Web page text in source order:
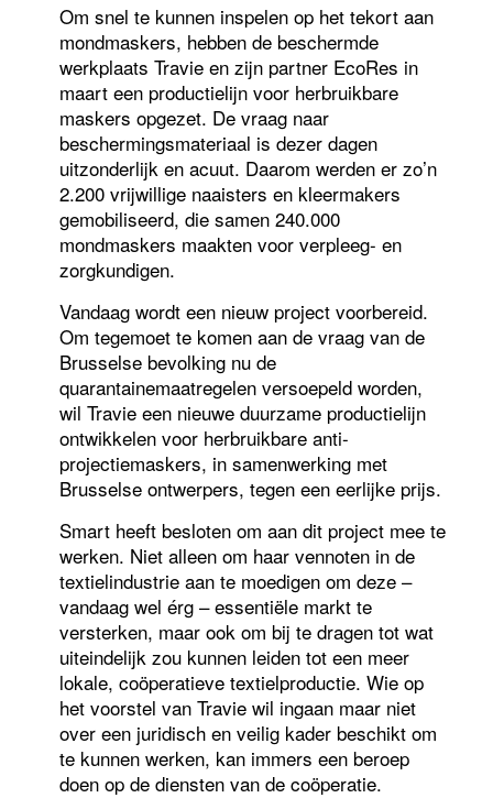
Om snel te kunnen inspelen op het tekort aan
mondmaskers, hebben de beschermde
werkplaats Travie en zijn partner EcoRes in
maart een productielijn voor herbruikbare
maskers opgezet. De vraag naar
beschermingsmateriaal is dezer dagen
uitzonderlijk en acuut. Daarom werden er zo’n
2.200 vrijwillige naaisters en kleermakers
gemobiliseerd, die samen 240.000
mondmaskers maakten voor verpleeg- en
zorgkundigen.
Vandaag wordt een nieuw project voorbereid.
Om tegemoet te komen aan de vraag van de
Brusselse bevolking nu de
quarantainemaatregelen versoepeld worden,
wil Travie een nieuwe duurzame productielijn
ontwikkelen voor herbruikbare anti-
projectiemaskers, in samenwerking met
Brusselse ontwerpers, tegen een eerlijke prijs.
Smart heeft besloten om aan dit project mee te
werken. Niet alleen om haar vennoten in de
textielindustrie aan te moedigen om deze –
vandaag wel érg – essentiële markt te
versterken, maar ook om bij te dragen tot wat
uiteindelijk zou kunnen leiden tot een meer
lokale, coöperatieve textielproductie. Wie op
het voorstel van Travie wil ingaan maar niet
over een juridisch en veilig kader beschikt om
te kunnen werken, kan immers een beroep
doen op de diensten van de coöperatie.